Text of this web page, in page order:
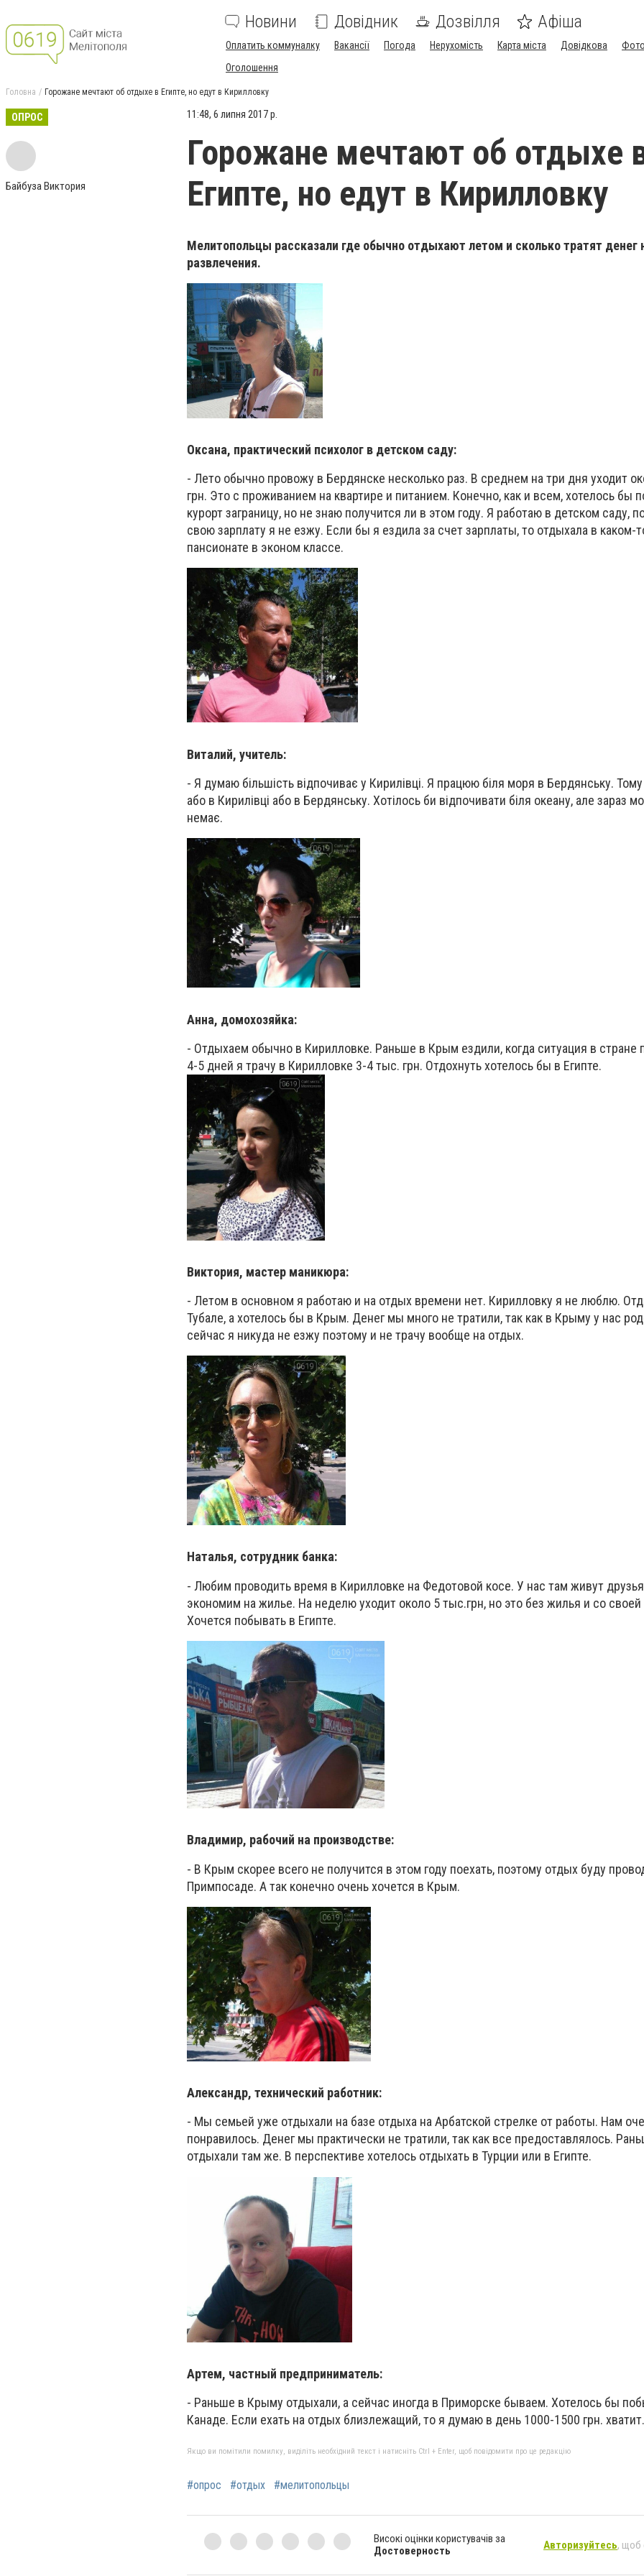
Новини Довідник Дозвілля Афіша
Оплатить коммуналку Вакансії Погода Нерухомість Карта міста Довідкова
Оголошення
Головна Горожане мечтают об отдыхе в Египте, но едут в Кирилловку
ОПРОС
Байбуза Виктория
11:48, 6 липня 2017 р.
Горожане мечтают об отдыхе
Египте, но едут в Кирилловку
Мелитопольцы рассказали где обычно отдыхают летом и сколько тратят денег
развлечения.
Оксана, практический психолог в детском саду:
- Лето обычно провожу в Бердянске несколько раз. В среднем на три дня уходит
грн. Это с проживанием на квартире и питанием. Конечно, как и всем, хотелось бы
курорт заграницу, но не знаю получится ли в этом году. Я работаю в детском саду,
свою зарплату я не езжу. Если бы я ездила за счет зарплаты, то отдыхала в каком-
пансионате в эконом классе.
Виталий, учитель:
- Я думаю більшість відпочиває у Кирилівці. Я працюю біля моря в Бердянську.
або в Кирилівці або в Бердянську. Хотілось би відпочивати біля океану, але зараз
немає.
Анна, домохозяйка:
- Отдыхаем обычно в Кирилловке. Раньше в Крым ездили, когда ситуация в стране
4-5 дней я трачу в Кирилловке 3-4 тыс. грн. Отдохнуть хотелось бы в Египте.
Виктория, мастер маникюра:
- Летом в основном я работаю и на отдых времени нет. Кирилловку я не люблю.
Тубале, а хотелось бы в Крым. Денег мы много не тратили, так как в Крыму у нас
сейчас я никуда не езжу поэтому и не трачу вообще на отдых.
Наталья, сотрудник банка:
- Любим проводить время в Кирилловке на Федотовой косе. У нас там живут
экономим на жилье. На неделю уходит около 5 тыс.грн, но это без жилья и со своей
Хочется побывать в Египте.
Владимир, рабочий на производстве:
- В Крым скорее всего не получится в этом году поехать, поэтому отдых буду
Примпосаде. А так конечно очень хочется в Крым.
Александр, технический работник:
- Мы семьей уже отдыхали на базе отдыха на Арбатской стрелке от работы. Нам
понравилось. Денег мы практически не тратили, так как все предоставлялось.
отдыхали там же. В перспективе хотелось отдыхать в Турции или в Египте.
Артем, частный предприниматель:
- Раньше в Крыму отдыхали, а сейчас иногда в Приморске бываем. Хотелось бы
Канаде. Если ехать на отдых близлежащий, то я думаю в день 1000-1500 грн. хватит.
Якщо ви помітили помилку, виділіть необхідний текст і натисніть Ctrl + Enter, щоб повідомити про це редакцію
#опрос #отдых #мелитопольцы
Високі оцінки користувачів за
Достоверность
Авторизуйтесь, щоб